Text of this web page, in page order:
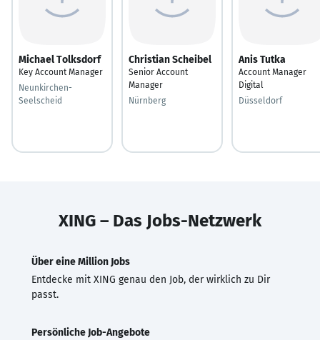
Michael Tolksdorf
Key Account Manager
Neunkirchen-
Seelscheid
Christian Scheibel
Senior Account
Manager
Nürnberg
Anis Tutka
Account Manager
Digital
Düsseldorf
XING – Das Jobs-Netzwerk
Über eine Million Jobs
Entdecke mit XING genau den Job, der wirklich zu Dir
passt.
Persönliche Job-Angebote